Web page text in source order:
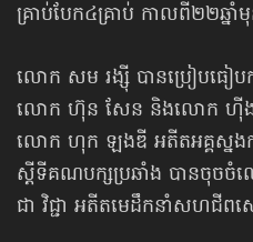
គ្រាប់បែក៤គ្រាប់ កាលពី២២ឆ្នាំ
លោក សម រង្ស៊ី បានប្រៀបធៀ
លោក ហ៊ុន សែន និងលោក ហ៊ី
លោក ហុក ឡងឌី អតីតអគ្គស្នងក
ស្ដីទីគណបក្សប្រឆាំង បានចុចចំឈ្
ជា វិជ្ជា អតីតមេដឹកនាំសហជីពស